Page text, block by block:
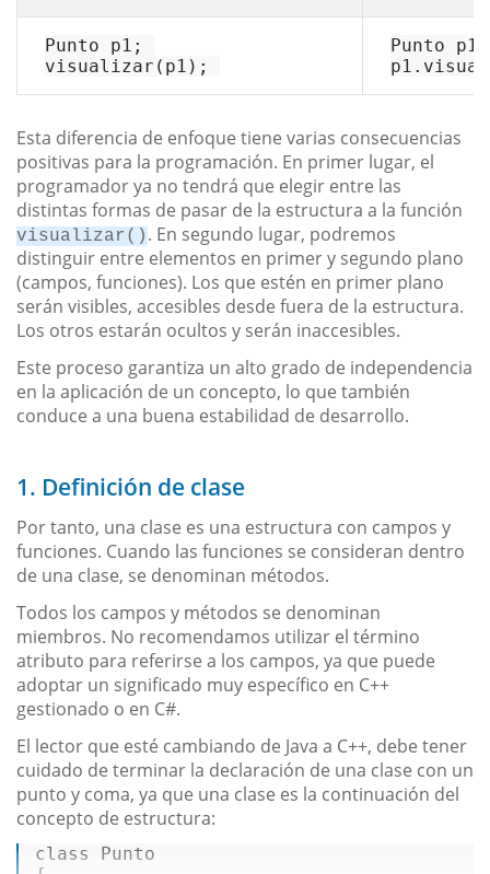
visualizar (p1);
Punto
p1
Esta diferencia de enfoque tiene varias consecuencias
positivas para la programación. En primer lugar, el
programador ya no tendrá que elegir entre las
distintas formas de pasar de la estructura a la función
visualizar() . En segundo lugar, podremos
distinguir entre elementos en primer y segundo plano
(campos, funciones). Los que estén en primer plano
serán visibles, accesibles desde fuera de la estructura.
Los otros estarán ocultos y serán inaccesibles.
Este proceso garantiza un alto grado de independencia
en la aplicación de un concepto, lo que también
conduce a una buena estabilidad de desarrollo.
1. Definición de clase
Por tanto, una clase es una estructura con campos y
funciones. Cuando las funciones se consideran dentro
de una clase, se denominan métodos.
Todos los campos y métodos se denominan
miembros. No recomendamos utilizar el término
atributo para referirse a los campos, ya que puede
adoptar un significado muy específico en C++
gestionado o en C#.
El lector que esté cambiando de Java a C++, debe tener
cuidado de terminar la declaración de una clase con un
punto y coma, ya que una clase es la continuación del
concepto de estructura:
class
Punto